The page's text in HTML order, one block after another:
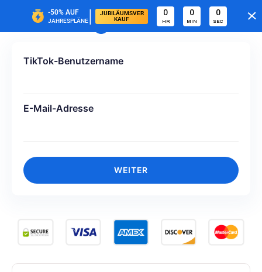
-50% AUF
JAHRESPLÄNE|
JUBILÄUMSVER
KAUF
0
HR
0
MIN
0
SEC
TikTok-Benutzername
E-Mail-Adresse
WEITER